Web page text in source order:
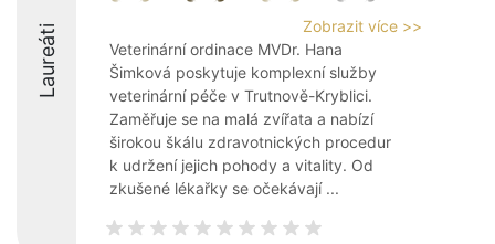
Laureáti
Zobrazit více >>
Veterinární ordinace MVDr. Hana
Šimková poskytuje komplexní služby
veterinární péče v Trutnově-Kryblici.
Zaměřuje se na malá zvířata a nabízí
širokou škálu zdravotnických procedur
k udržení jejich pohody a vitality. Od
zkušené lékařky se očekávají ...